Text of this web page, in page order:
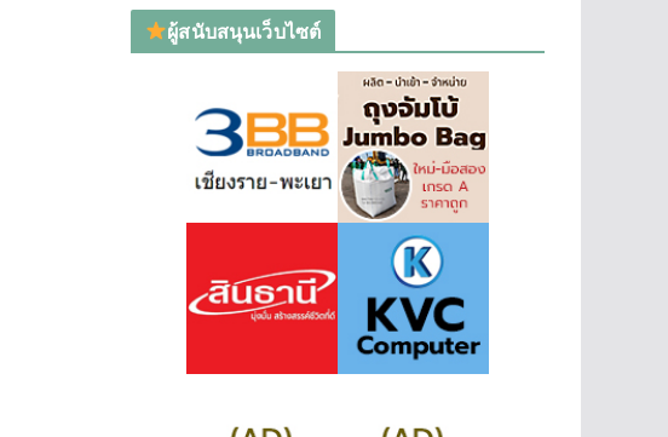
ผู้สนับสนุนเว็บไซต์